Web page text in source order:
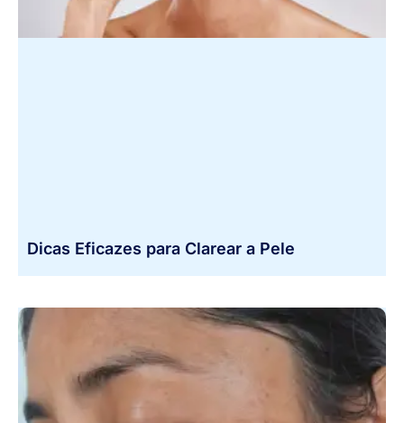
Dicas Eficazes para Clarear a Pele